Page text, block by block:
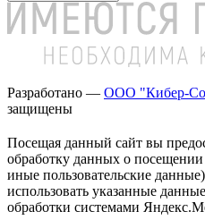
Разработано — ООО "Кибер-
защищены
Посещая данный сайт вы
обработку данных о
иные пользовательские
использовать указанные
обработки системами